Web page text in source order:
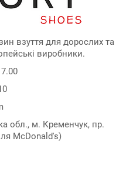
взуття для дорослих та
виробники.
обл., м. Кременчук, пр.
McDonald's)